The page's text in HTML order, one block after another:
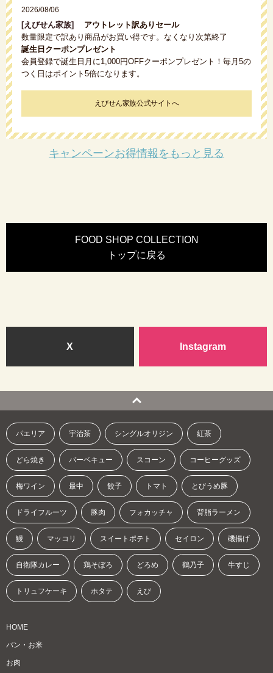
2026/08/06
[えびせん家族]
アウトレット訳ありセール
数量限定で訳あり商品がお買い得です。なくなり次第終了
誕生日クーポンプレゼント
会員登録で誕生日月に1,000円OFFクーポンプレゼント！毎月5の
つく日はポイント5倍になります。
えびせん家族公式サイトへ
キャンペーンお得情報をもっと見る
FOOD SHOP COLLECTION
トップに戻る
X Instagram
パエリア 宇治茶 シングルオリジン 紅茶
どら焼き バーベキュー スコーン コーヒーグッズ
梅ワイン 最中 餃子 トマト とびうめ豚
ドライフルーツ 豚肉 フォカッチャ 背脂ラーメン
鰻 マッコリ スイートポテト セイロン 磯揚げ
自衛隊カレー 鶏そぼろ どろめ 鶴乃子 牛すじ
トリュフケーキ ホタテ えび
HOME
パン・お米
お肉